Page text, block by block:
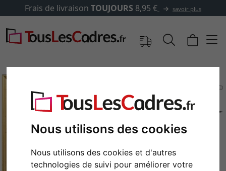
Nous utilisons des cookies
Nous utilisons des cookies et d'autres
technologies de suivi pour améliorer votre
Frais de livraison TOUJOURS 8,95 € savoir plus